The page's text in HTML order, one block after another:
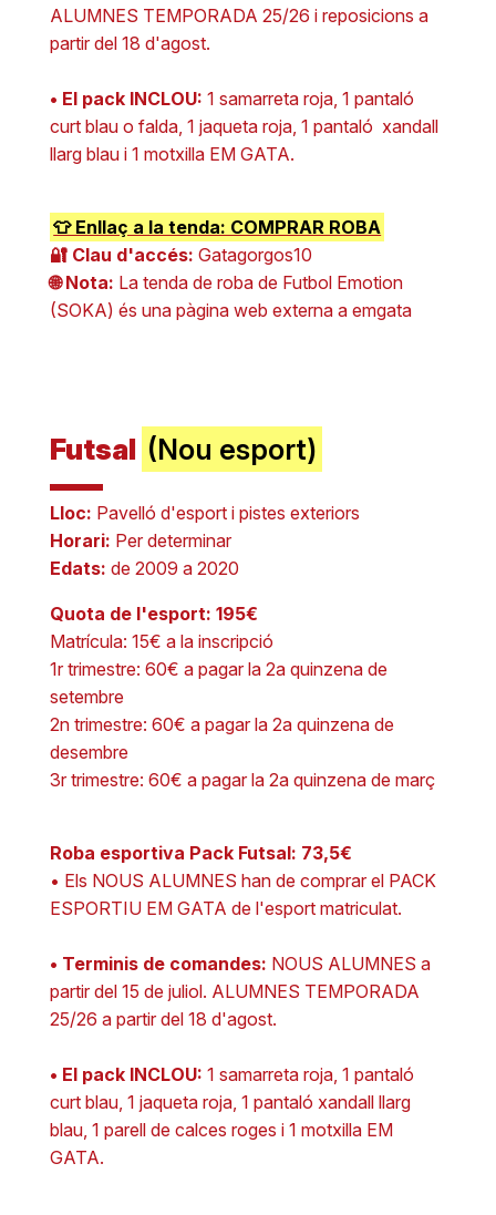
ALUMNES TEMPORADA 25/26 i reposicions a
partir del 18 d'agost.
• El pack INCLOU: 1 samarreta roja, 1 pantaló
curt blau o falda, 1 jaqueta roja, 1 pantaló xandall
llarg blau i 1 motxilla EM GATA.
👕 Enllaç a la tenda: COMPRAR ROBA
🔐 Clau d'accés: Gatagorgos10
🌐 Nota: La tenda de roba de Futbol Emotion
(SOKA) és una pàgina web externa a emgata
Futsal (Nou esport)
Lloc: Pavelló d'esport i pistes exteriors
Horari: Per determinar
Edats: de 2009 a 2020
Quota de l'esport: 195€
Matrícula: 15€ a la inscripció
1r trimestre: 60€ a pagar la 2a quinzena de
setembre
2n trimestre: 60€ a pagar la 2a quinzena de
desembre
3r trimestre: 60€ a pagar la 2a quinzena de març
Roba esportiva Pack Futsal: 73,5€
• Els NOUS ALUMNES han de comprar el PACK
ESPORTIU EM GATA de l'esport matriculat.
• Terminis de comandes: NOUS ALUMNES a
partir del 15 de juliol. ALUMNES TEMPORADA
25/26 a partir del 18 d'agost.
• El pack INCLOU: 1 samarreta roja, 1 pantaló
curt blau, 1 jaqueta roja, 1 pantaló xandall llarg
blau, 1 parell de calces roges i 1 motxilla EM
GATA.